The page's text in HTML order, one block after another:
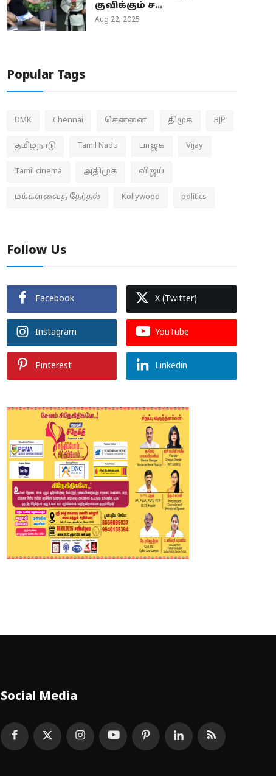
குவிக்கும் ச...
Aug 22, 2025
Popular Tags
DMK Chennai சென்னை திமுக BJP
தமிழ்நாடு Tamil Nadu பாஜக Vijay
Tamil cinema அதிமுக விஜய்
மக்களவைத் தேர்தல் Kollywood politics
Follow Us
Facebook X (Twitter)
Instagram YouTube
Pinterest Linkedin
Social Media